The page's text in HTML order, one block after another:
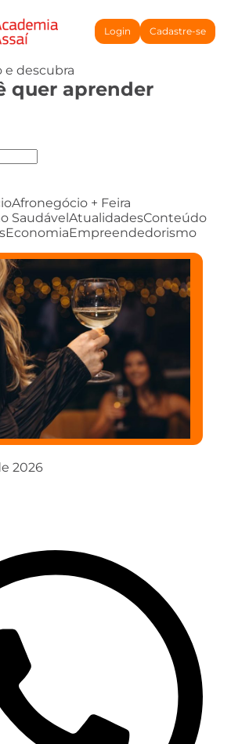
Login Cadastre-se
descubra
quer aprender
Afronegócio + Feira
SaudávelAtualidadesConteúdo
EconomiaEmpreendedorismo
2026